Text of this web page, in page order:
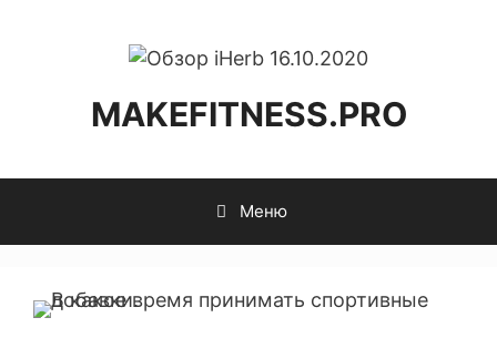
MAKEFITNESS.PRO
Меню